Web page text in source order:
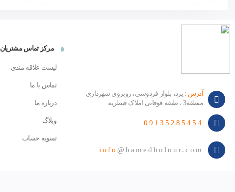
آدرس :یزد، بلوار فردوسی، روبروی شهرداری
منطقه3 ، طبقه فوقانی املاک قیطریه
09135285454
info @hamedbolour.com
مرکز تماس مشتریان
لیست علاقه مندی
تماس با ما
درباره ما
وبلاگ
تسویه حساب